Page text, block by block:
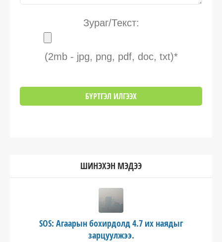
Зураг/Текст:
(2mb - jpg, png, pdf, doc, txt)*
ШИНЭХЭН МЭДЭЭ
SOS: Агаарын бохирдолд 4.7 их наядыг
зарцуулжээ.